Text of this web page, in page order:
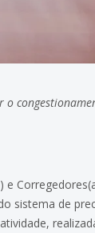
o
e
sistema de